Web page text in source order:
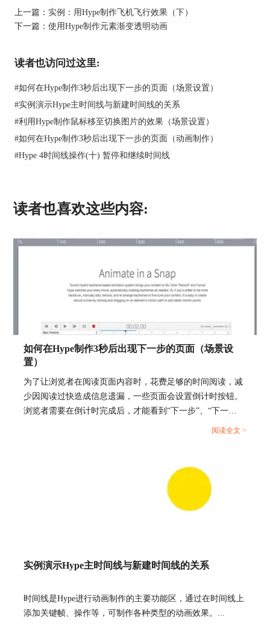
图 2：圆形位置
点（上）表示垂直方向位移，原点（左）表示水平
方向位移。先调整属性中原点(上）的运动曲线，
图 3：原点（上）曲线设置
再调整原点(左）的运动曲线，将曲线的样式改为
渐入渐出，如图4。
图 4：原点（左）曲线设置
此时小球的弹跳效果就设置好了，小球的弹跳曲线
也可以从运动轨迹中看出，可以播放预览一下效
果。
上一篇： 实例：用Hype制作飞机飞行效果（下）
下一篇： 使用Hype制作元素渐变透明动画
读者也访问过这里:
#如何在Hype制作3秒后出现下一步的页面（场景设置）
#实例演示Hype主时间线与新建时间线的关系
#利用Hype制作鼠标移至切换图片的效果（场景设置）
#如何在Hype制作3秒后出现下一步的页面（动画制作）
#Hype 4时间线操作(十) 暂停和继续时间线
读者也喜欢这些内容:
如何在Hype制作3秒后出现下一步的页面（场景设
置）
为了让浏览者在阅读页面内容时，花费足够的时间阅读，减
少因阅读过快造成信息遗漏，一些页面会设置倒计时按钮。
浏览者需要在倒计时完成后，才能看到“下一步”、“下一
阅读全文 >
实例演示Hype主时间线与新建时间线的关系
时间线是Hype进行动画制作的主要功能区，通过在时间线上
添加关键帧、操作等，可制作各种类型的动画效果。...